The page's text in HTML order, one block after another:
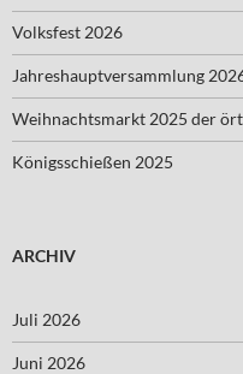
Volksfest 2026
Jahreshauptversammlung
Weihnachtsmarkt 2025 der
Königsschießen 2025
ARCHIV
Juli 2026
Juni 2026